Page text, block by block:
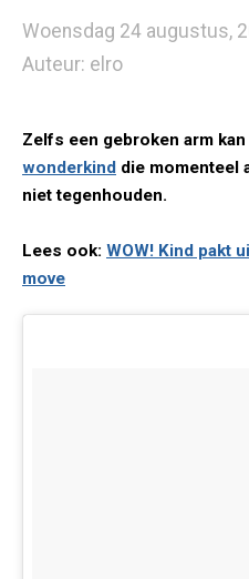
Woensdag 24 augustus,
Auteur: elro
Zelfs een gebroken arm
wonderkind die momenteel
niet tegenhouden.
Lees ook: WOW! Kind pakt
move